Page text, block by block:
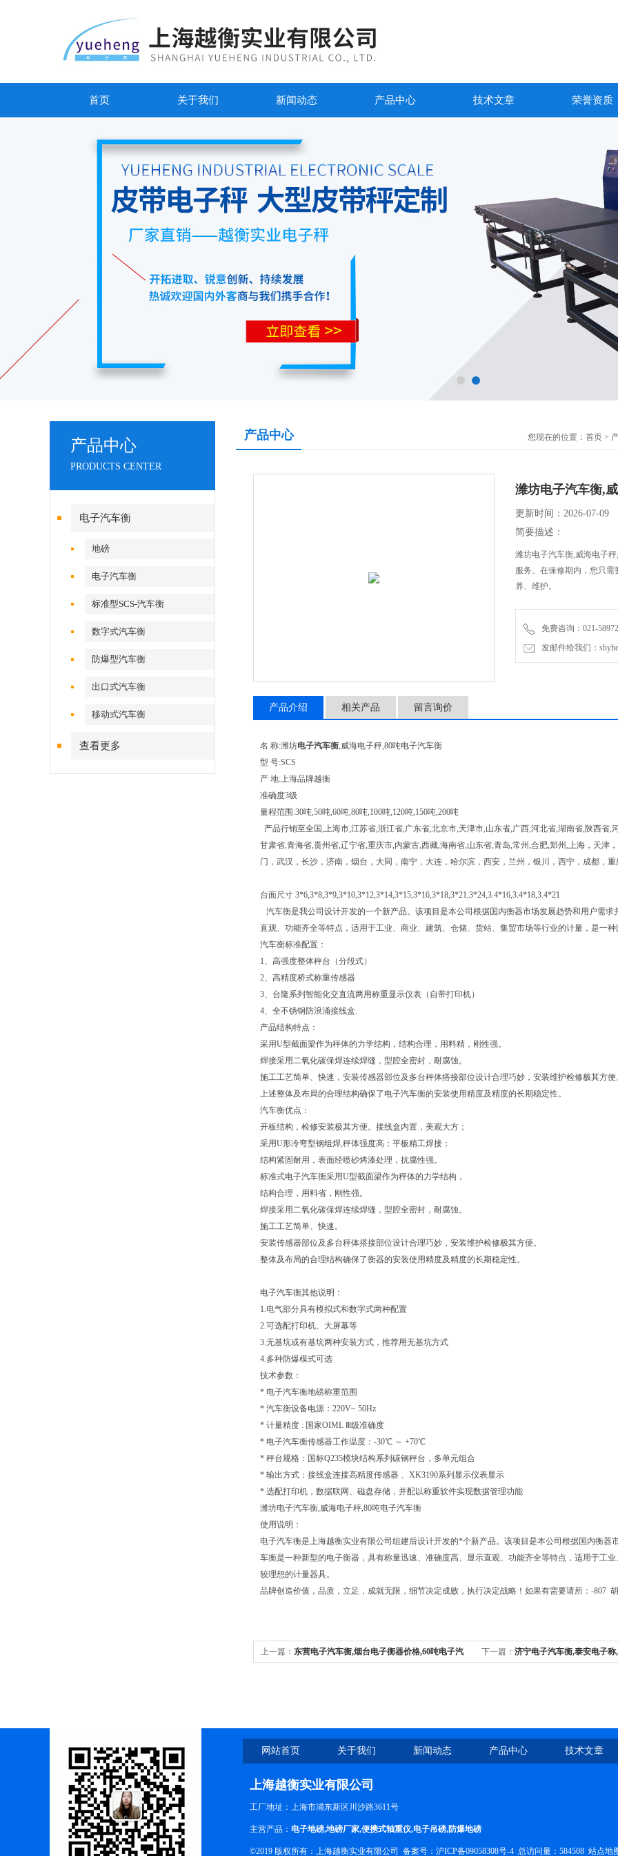
首页 关于我们 新闻动态 产品中心 技术文章 荣誉资质
产品中心
PRODUCTS CENTER
电子汽车衡
地磅
电子汽车衡
标准型SCS-汽车衡
数字式汽车衡
防爆型汽车衡
出口式汽车衡
移动式汽车衡
查看更多
产品中心 您现在的位置： 首页 >
潍坊电子汽车衡,
更新时间：2026-07-09
简要描述：
潍坊电子汽车衡,威海电子
服务。在保修期内，您只
养、维护。
免费咨询：021-
发邮件给我们：
产品介绍 相关产品 留言询价
名 称:潍坊电子汽车衡,威海电子秤,80吨电子汽车衡
型 号:SCS
产 地:上海品牌越衡
准确度3级
量程范围:30吨,50吨,60吨,80吨,100吨,120吨,150吨,200吨
产品行销至全国,上海市,江苏省,浙江省,广东省,北京市,天津市,山东省,广西,河北省,湖南省,陕西省
甘肃省,青海省,贵州省,辽宁省,重庆市,内蒙古,西藏,海南省,山东省,青岛,常州,合肥,郑州,上海，天津
门，武汉，长沙，济南，烟台，大同，南宁，大连，哈尔滨，西安，兰州，银川，西宁，成都，重
台面尺寸 3*6,3*8,3*9,3*10,3*12,3*14,3*15,3*16,3*18,3*21,3*24,3.4*16,3.4*18,3.4*21
汽车衡是我公司设计开发的一个新产品。该项目是本公司根据国内衡器市场发展趋势和用户需
直观、功能齐全等特点，适用于工业、商业、建筑、仓储、货站、集贸市场等行业的计量，是一种
汽车衡标准配置：
1、高强度整体秤台（分段式）
2、高精度桥式称重传感器
3、台隆系列智能化交直流两用称重显示仪表（自带打印机）
4、全不锈钢防浪涌接线盒.
产品结构特点：
采用U型截面梁作为秤体的力学结构，结构合理，用料精，刚性强。
焊接采用二氧化碳保焊连续焊缝，型腔全密封，耐腐蚀。
施工工艺简单、快速，安装传感器部位及多台秤体搭接部位设计合理巧妙，安装维护检修极其方便
上述整体及布局的合理结构确保了电子汽车衡的安装使用精度及精度的长期稳定性。
汽车衡优点：
开板结构，检修安装极其方便。接线盒内置，美观大方；
采用U形冷弯型钢组焊,秤体强度高；平板精工焊接；
结构紧固耐用，表面经喷砂烤漆处理，抗腐性强。
标准式电子汽车衡采用U型截面梁作为秤体的力学结构，
结构合理，用料省，刚性强。
焊接采用二氧化碳保焊连续焊缝，型腔全密封，耐腐蚀。
施工工艺简单、快速。
安装传感器部位及多台秤体搭接部位设计合理巧妙，安装维护检修极其方便。
整体及布局的合理结构确保了衡器的安装使用精度及精度的长期稳定性。
电子汽车衡其他说明：
1.电气部分具有模拟式和数字式两种配置
2.可选配打印机、大屏幕等
3.无基坑或有基坑两种安装方式，推荐用无基坑方式
4.多种防爆模式可选
技术参数：
* 电子汽车衡地磅称重范围
* 汽车衡设备电源：220V~ 50Hz
* 计量精度 : 国家OIML Ⅲ级准确度
* 电子汽车衡传感器工作温度：-30℃ ～ +70℃
* 秤台规格：国标Q235模块结构系列碳钢秤台，多单元组合
* 输出方式：接线盒连接高精度传感器 、XK3190系列显示仪表显示
* 选配打印机，数据联网、磁盘存储，并配以称重软件实现数据管理功能
潍坊电子汽车衡,威海电子秤,80吨电子汽车衡
使用说明：
电子汽车衡是上海越衡实业有限公司组建后设计开发的*个新产品。该项目是本公司根据国内衡
车衡是一种新型的电子衡器，具有称量迅速、准确度高、显示直观、功能齐全等特点，适用于工
较理想的计量器具。
品牌创造价值，品质，立足，成就无限，细节决定成败，执行决定战略！如果有需要请所：-807 胡
上一篇： 东营电子汽车衡,烟台电子衡器价格,60吨电子汽 下一篇： 济宁电子汽车衡,泰安电子称
网站首页 关于我们 新闻动态 产品中心 技术文章
上海越衡实业有限公司
工厂地址：上海市浦东新区川沙路3611号
主营产品： 电子地磅,地磅厂家,便携式轴重仪,电子吊磅,防爆地磅
©2019 版权所有：上海越衡实业有限公司 备案号： 沪ICP备09058308号-4 总访问量：584508 站点地